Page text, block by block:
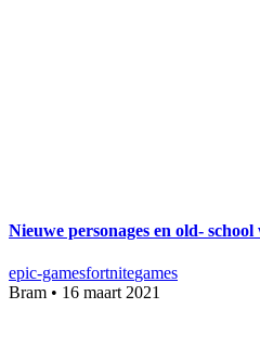
Nieuwe personages en old-
epic-gamesfortnitegames
Bram • 16 maart 2021